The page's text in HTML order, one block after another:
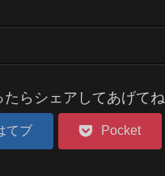
たらシェアしてあげてね
てブ Pocket